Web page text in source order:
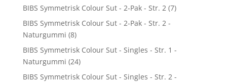
BIBS Symmetrisk Colour Sut - 2-Pak - Str. 2 (7)
BIBS Symmetrisk Colour Sut - 2-Pak - Str. 2 -
Naturgummi (8)
BIBS Symmetrisk Colour Sut - Singles - Str. 1 -
Naturgummi (24)
BIBS Symmetrisk Colour Sut - Singles - Str. 2 -